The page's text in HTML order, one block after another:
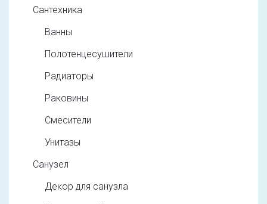
Сантехника
Ванны
Полотенцесушители
Радиаторы
Раковины
Смесители
Унитазы
Санузел
Декор для санузла